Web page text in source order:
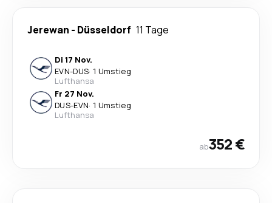
Jerewan - Düsseldorf 11 Tage
Di 17 Nov.
EVN-DUS· 1 Umstieg
Lufthansa
Fr 27 Nov.
DUS-EVN· 1 Umstieg
Lufthansa
ab352 €